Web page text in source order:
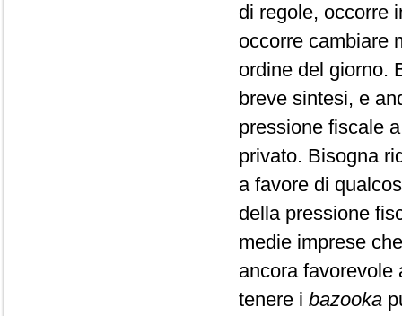
di regole, occorre
occorre cambiare
ordine del giorno.
breve sintesi, e
pressione fiscale
privato. Bisogna
a favore di
della pressione
medie imprese
ancora favorevole
tenere i bazooka